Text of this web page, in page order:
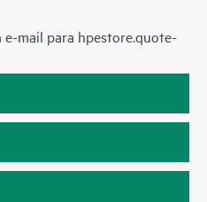
e-mail para hpestore.quote-